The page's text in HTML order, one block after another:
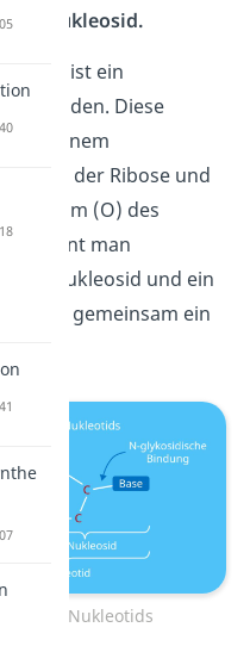
Nukleosid.
ist ein
gebunden. Diese
einem
(C) der Ribose und
(O) des
nennt man
Ein Nukleosid und ein
bilden gemeinsam ein
eines Nukleotids